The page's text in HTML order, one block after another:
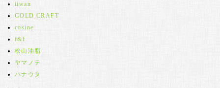
iiwan
GOLD CRAFT
cosine
f&f
松山油脂
ヤマノテ
ハナウタ